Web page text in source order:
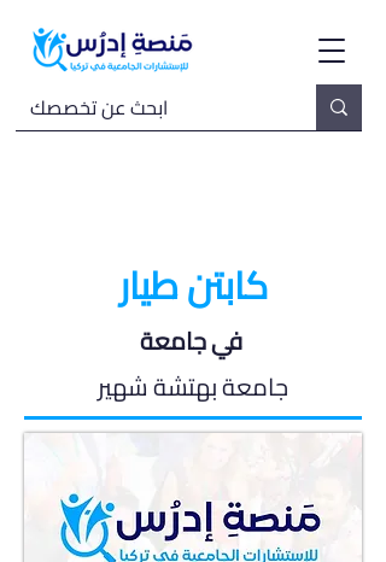
كابتن طيار
في جامعة
جامعة بهتشة شهير